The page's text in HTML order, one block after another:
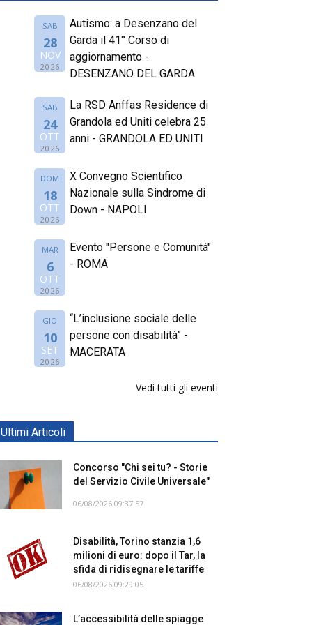
SAB
28
NOV
2026
Autismo: a Desenzano del
Garda il 41° Corso di
aggiornamento -
DESENZANO DEL GARDA
SAB
24
OTT
2026
La RSD Anffas Residence di
Grandola ed Uniti celebra 25
anni - GRANDOLA ED UNITI
DOM
18
OTT
2026
X Convegno Scientifico
Nazionale sulla Sindrome di
Down - NAPOLI
MAR
6
OTT
2026
Evento "Persone e Comunità"
- ROMA
GIO
10
SET
2026
“L’inclusione sociale delle
persone con disabilità” -
MACERATA
Vedi tutti gli eventi
Ultimi Articoli
Concorso "Chi sei tu? - Storie
del Servizio Civile Universale"
06/08/2026 09:37:57
Disabilità, Torino stanzia 1,6
milioni di euro: dopo il Tar, la
sfida di ridisegnare le tariffe
06/08/2026 09:29:05
L’accessibilità delle spiagge